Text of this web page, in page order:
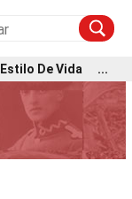
Estilo De Vida ...